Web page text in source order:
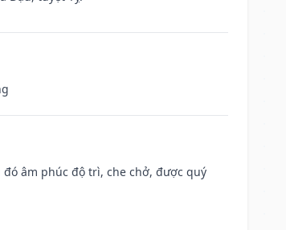
âm phúc độ trì, che chở, được quý